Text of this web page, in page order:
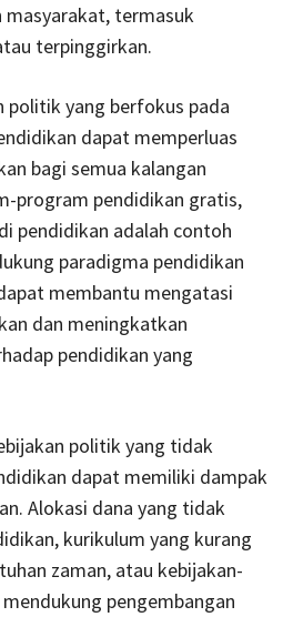
masyarakat, termasuk
terpinggirkan.
politik yang berfokus pada
dapat memperluas
bagi semua kalangan
program pendidikan gratis,
pendidikan adalah contoh
paradigma pendidikan
membantu mengatasi
dan meningkatkan
pendidikan yang
politik yang tidak
dapat memiliki dampak
Alokasi dana yang tidak
kurikulum yang kurang
zaman, atau kebijakan-
pengembangan